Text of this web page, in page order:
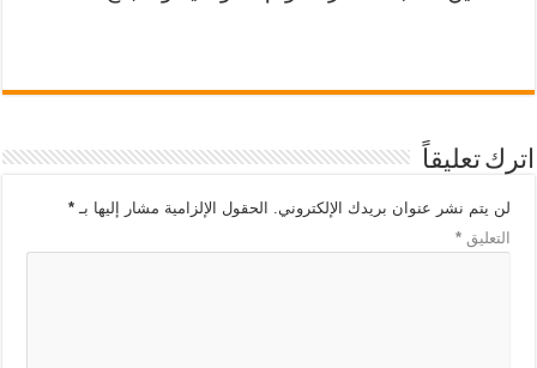
اترك تعليقاً
لن يتم نشر عنوان بريدك الإلكتروني. الحقول الإلزامية مشار إليها بـ*
التعليق*